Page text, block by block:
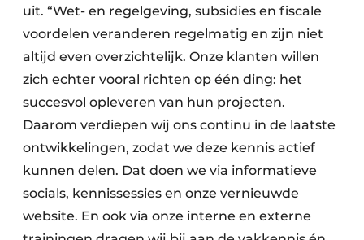
uit. “Wet- en regelgeving, subsidies en fiscale
voordelen veranderen regelmatig en zijn niet
altijd even overzichtelijk. Onze klanten willen
zich echter vooral richten op één ding: het
succesvol opleveren van hun projecten.
Daarom verdiepen wij ons continu in de laatste
ontwikkelingen, zodat we deze kennis actief
kunnen delen. Dat doen we via informatieve
socials, kennissessies en onze vernieuwde
website. En ook via onze interne en externe